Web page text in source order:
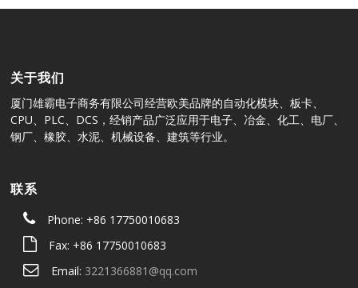
关于我们
厦门雄霸电子商务有限公司经营欧美品牌的自动化模块、板卡、
CPU、PLC、DCS，经销产品广泛应用于电子、冶金、化工、电厂、
钢厂、橡胶、水泥、机械设备、建筑等行业。
联系
Phone: +86 17750010683
Fax: +86 17750010683
Email: 3221366881@qq.com